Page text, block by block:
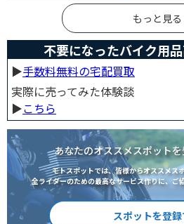
もっと見る
不要になったバイク用
▶︎手数料無料の宅配買取
実際に売ってみた体験談
▶︎こちら
あなたのオススメスポット
モトスポットでは、皆様からオススメス
全ライダーのための最高なサービス作りに、ご
スポットを登